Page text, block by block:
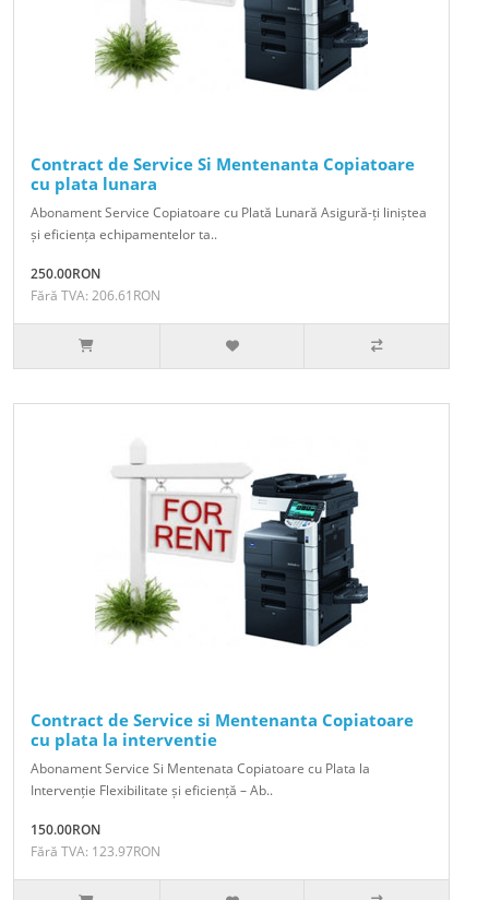
Contract de Service Si Mentenanta Copiatoare
cu plata lunara
Abonament Service Copiatoare cu Plată Lunară Asigură-ți liniștea
și eficiența echipamentelor ta..
250.00RON
Fără TVA: 206.61RON
Contract de Service si Mentenanta Copiatoare
cu plata la interventie
Abonament Service Si Mentenata Copiatoare cu Plata la
Intervenție Flexibilitate și eficiență – Ab..
150.00RON
Fără TVA: 123.97RON